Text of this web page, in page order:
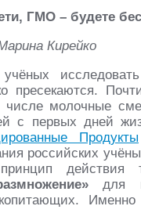
ГМО – будете
Кирейко
пресекаются.
числе молочные
с первых дней
Продукты
российских
действия
для